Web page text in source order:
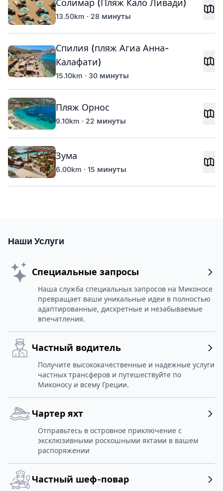
Солимар (Пляж Кало Ливади)
13.50km · 28 минуты
Спилия (пляж Агиа Анна-
Калафати)
15.10km · 30 минуты
Пляж Орнос
9.10km · 22 минуты
Зума
6.00km · 15 минуты
Наши Услуги
Специальные запросы
Наша служба специальных запросов на Миконосе
превращает ваши уникальные идеи в полностью
адаптированные, дискретные и незабываемые
впечатления.
Частный водитель
Получите высококачественные и надежные услуги
частных трансферов и путешествуйте по
Миконосу и всему Греции.
Чартер яхт
Отправьтесь в островное приключение с
эксклюзивными роскошными яхтами в вашем
распоряжении
Частный шеф-повар